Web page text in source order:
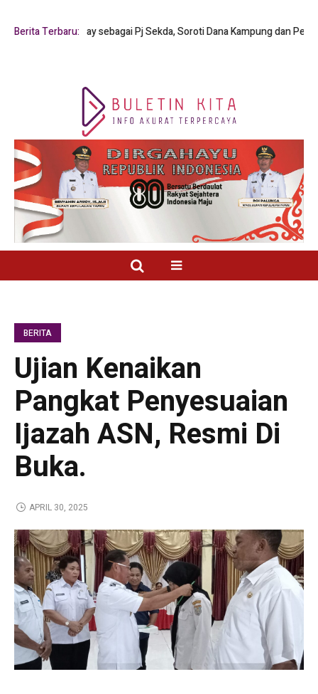
Berita Terbaru:
Mambay sebagai Pj Sekda, Soroti Dana Kampung dan Pelayanan
BERITA
Ujian Kenaikan
Pangkat Penyesuaian
Ijazah ASN, Resmi Di
Buka.
APRIL 30, 2025